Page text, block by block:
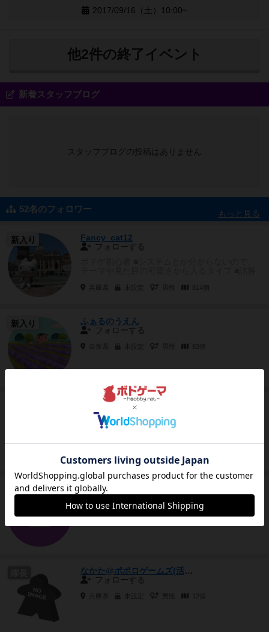
2017/09/16（土）10:00~
他2件の終了イベント
新着スタッフブログ
スタッフブログの投稿はありません
52名のフォロワー もっと見る
新入り
Fancy_cat12
フォローする
未設定
新入り
ふぁるのうえん
フォローする
未設定 93個
まこ鍵っ子（まこ鍵っ子）
フォローする
key作品が好きなまこ鍵っ子と言います。関西
もやるのですけど、ダイス...
国王
Motoki
フォローする
108個
なかた@ポポロゲームズ(活動再開！)
フォローする
未設定 12個